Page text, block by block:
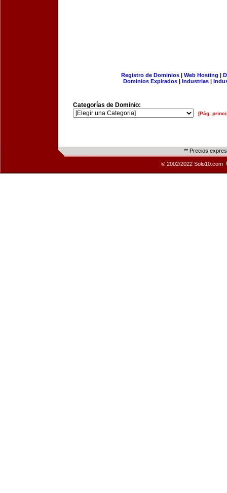
Registro de Dominios| Web Hosting |
Dominios Expirados | Industrias |
Categorías de Dominio:
[Pág.
** Precios
© 2002/2022 Solo10.com